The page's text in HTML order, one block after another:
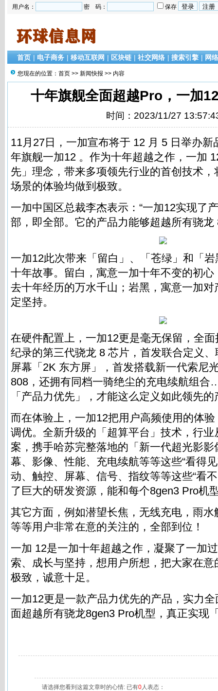
用户名： 密 码： 保存
首页 | 电子商务 | 移动互联网 | 区块链 | 社交网络 | 搜索引擎 | 网
您现在的位置： 首页 >> 新闻快报 >> 内容
十年旗舰全面超越Pro，一加
时间：2023/11/27
11月27日，一加宣布将于 12 月 5 日举办新
年旗舰一加12 。作为十年超越之作，一加
先」理念，带来多项领先行业的首创技术
场景的体验均做到极致。
一加中国区总裁李杰表示：“一加12实现
部，即全部。它的产品力能够超越所有骁龙
一加12此次带来「留白」、「苍绿」和「
十年故事。留白，寓意一加十年不变的初
去十年经历的万水千山；岩黑，寓意一加
定坚持。
在硬件配置上，一加12更是毫无保留，全
纪录的第三代骁龙 8 芯片，首发联合定义
屏幕「2K 东方屏」，首发搭载新一代索尼
808，还拥有同档一骑绝尘的充电续航组
「产品力优先」，才能这么定义如此领先的
而在体验上，一加12把用户高频使用的体
调优。全新升级的「超算平台」技术，行
案，携手哈苏完整落地的「新一代超光影
幕、影像、性能、充电续航等等这些“看得
动、触控、屏幕、信号、指纹等等这些“看
了巨大的研发资源，能和每个8gen3 Pro机
其它方面，例如潜望长焦，无线充电，雨
等等用户非常在意的关注的，全部到位！
一加 12是一加十年超越之作，凝聚了一加
索、成长与坚持，想用户所想，把大家在
极致，诚意十足。
一加12更是一款产品力优先的产品，实力
面超越所有骁龙8gen3 Pro机型，真正实现
请选择您看到这篇文章时的心情: 已有0人表态：